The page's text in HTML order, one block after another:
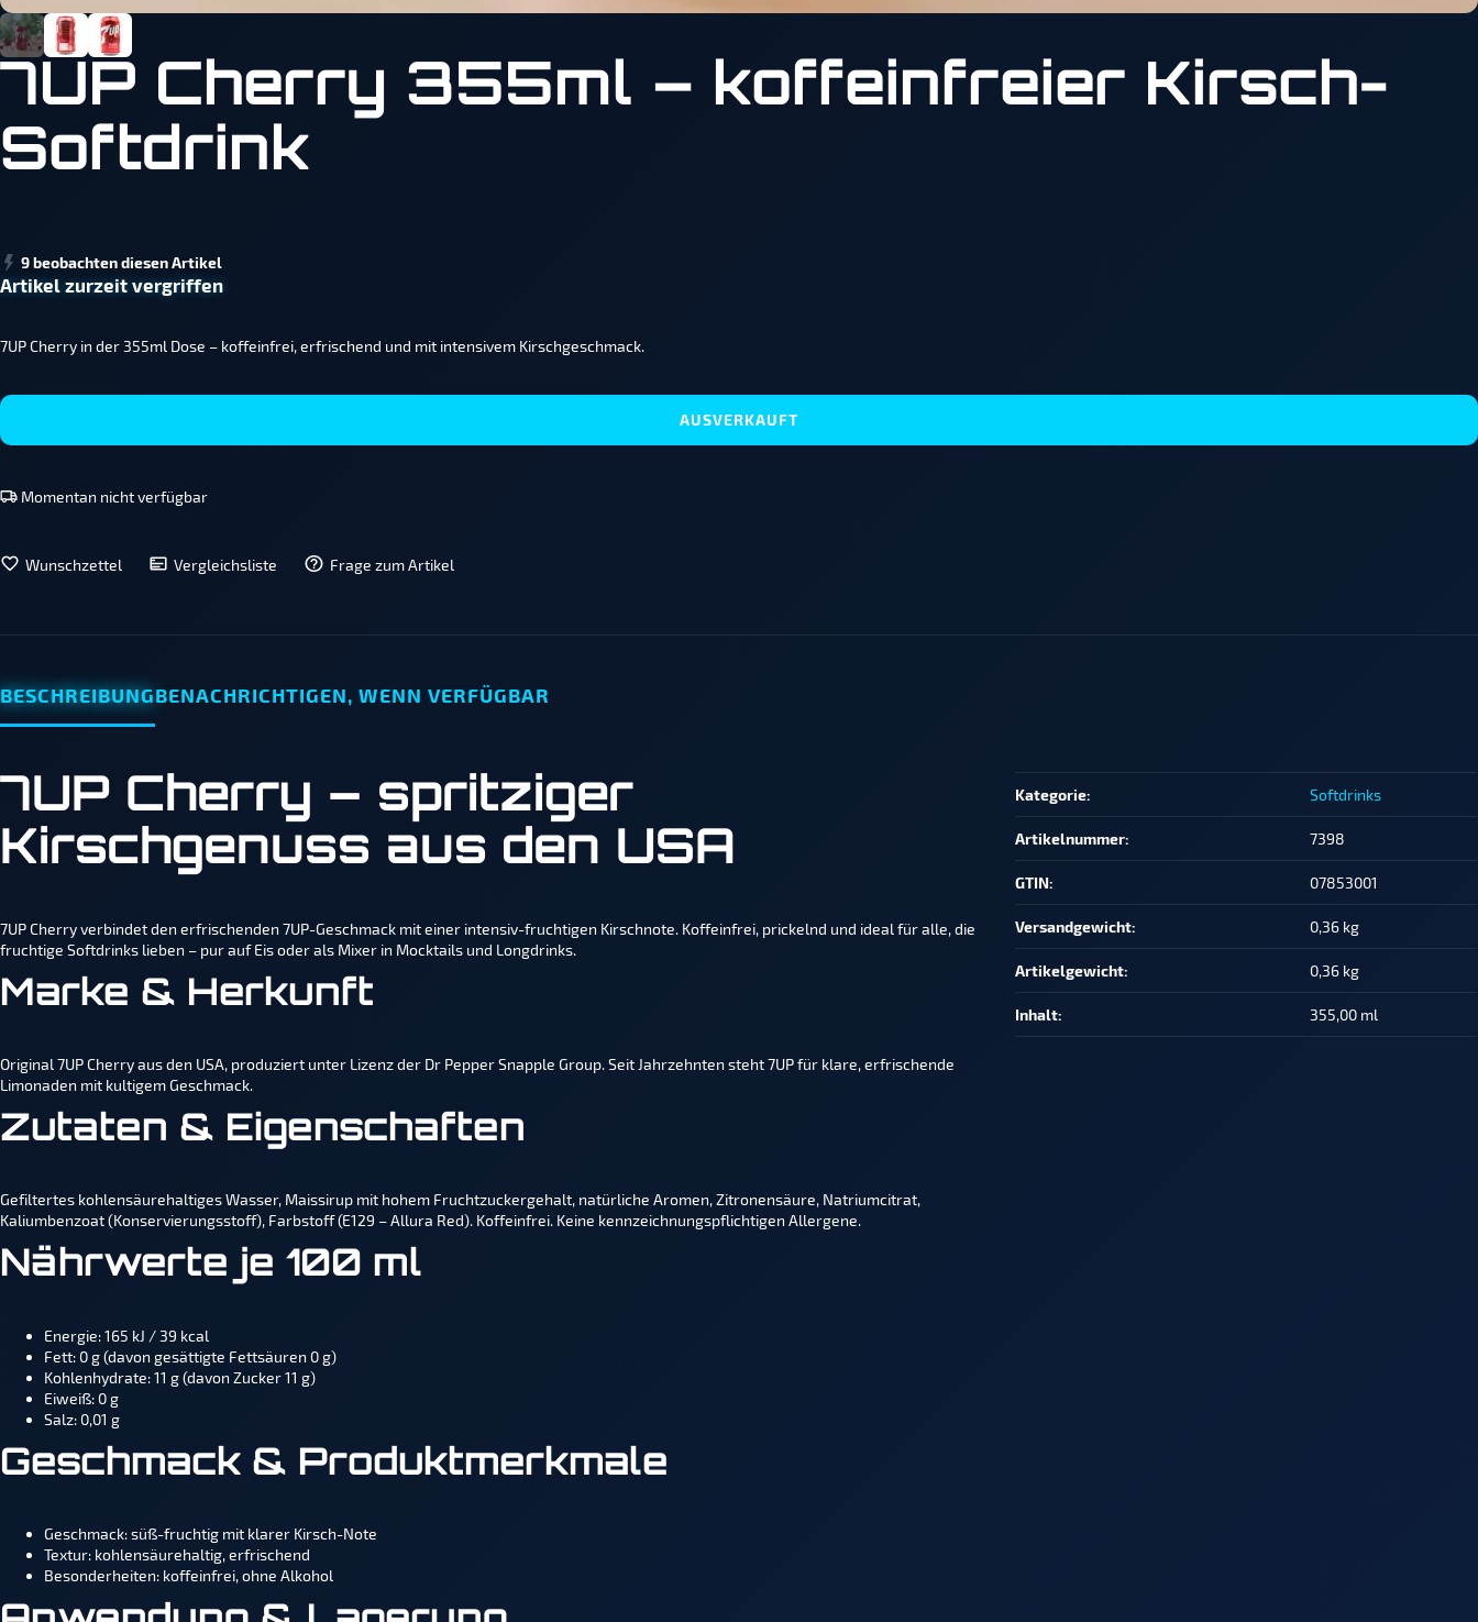
7UP Cherry 355ml – koffeinfreier Kirsch-
Softdrink
9 beobachten diesen Artikel
Artikel zurzeit vergriffen
7UP Cherry in der 355ml Dose – koffeinfrei, erfrischend und mit intensivem Kirschgeschmack.
AUSVERKAUFT
Momentan nicht verfügbar
Wunschzettel Vergleichsliste Frage zum Artikel
BESCHREIBUNGBENACHRICHTIGEN, WENN VERFÜGBAR
7UP Cherry – spritziger
Kirschgenuss aus den USA
7UP Cherry verbindet den erfrischenden 7UP-Geschmack mit einer intensiv-fruchtigen Kirschnote. Koffeinfrei, prickelnd und ideal für alle, die
fruchtige Softdrinks lieben – pur auf Eis oder als Mixer in Mocktails und Longdrinks.
Marke & Herkunft
Original 7UP Cherry aus den USA, produziert unter Lizenz der Dr Pepper Snapple Group. Seit Jahrzehnten steht 7UP für klare, erfrischende
Limonaden mit kultigem Geschmack.
Zutaten & Eigenschaften
Gefiltertes kohlensäurehaltiges Wasser, Maissirup mit hohem Fruchtzuckergehalt, natürliche Aromen, Zitronensäure, Natriumcitrat,
Kaliumbenzoat (Konservierungsstoff), Farbstoff (E129 – Allura Red). Koffeinfrei. Keine kennzeichnungspflichtigen Allergene.
Nährwerte je 100 ml
Energie: 165 kJ / 39 kcal
Fett: 0 g (davon gesättigte Fettsäuren 0 g)
Kohlenhydrate: 11 g (davon Zucker 11 g)
Eiweiß: 0 g
Salz: 0,01 g
Geschmack & Produktmerkmale
Geschmack: süß-fruchtig mit klarer Kirsch-Note
Textur: kohlensäurehaltig, erfrischend
Besonderheiten: koffeinfrei, ohne Alkohol
Produkteigenschaft
Wert
Kategorie: Softdrinks
Artikelnummer: 7398
GTIN: 07853001
Versandgewicht‍: 0,36 kg
Artikelgewicht‍: 0,36 kg
Inhalt‍: 355,00 ml